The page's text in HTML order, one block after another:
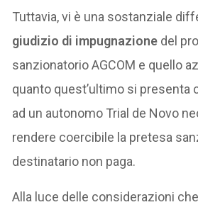
Tuttavia, vi è una sostanziale
giudizio di impugnazione del
sanzionatorio AGCOM e quello
quanto quest’ultimo si presenta
ad un autonomo Trial de Novo
rendere coercibile la pretesa
destinatario non paga.
Alla luce delle considerazioni